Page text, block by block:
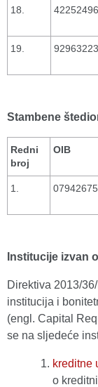
18.
19.
Stambene
Redni
broj
OIB
1.
Institucije izvan
Direktiva 2013/
institucija i
(engl. Capital
se na sljedeće
kreditne
o